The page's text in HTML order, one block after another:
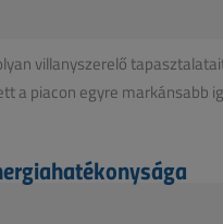
villanyszerelő
a piacon egyre markánsabb